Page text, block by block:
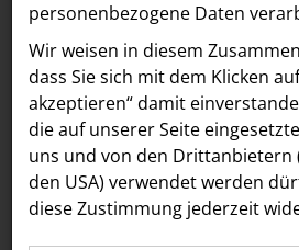
MELDUNGEN
LOEBELL NORDBERG
INNER
aehre
Astoria Artshow
B/S/H Hausgeräte
Meldungen /
Text Bilder
09.12.2025
Jury des
Forward
personenbezogene Daten
Wir weisen in diesem
dass Sie sich mit dem Klicken
akzeptieren“ damit
die auf unserer Seite
uns und von den Drittanbietern
den USA) verwendet werden
diese Zustimmung jederzeit